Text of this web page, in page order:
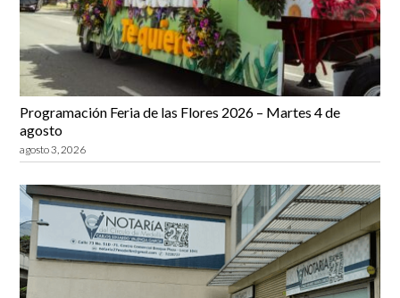
Programación Feria de las Flores 2026 – Martes 4 de
agosto
agosto 3, 2026